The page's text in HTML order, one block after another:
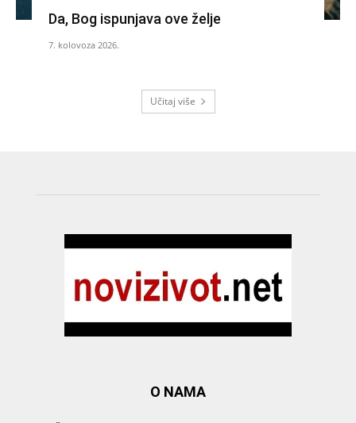
Da, Bog ispunjava ove želje
7. kolovoza 2026.
Učitaj više
O NAMA